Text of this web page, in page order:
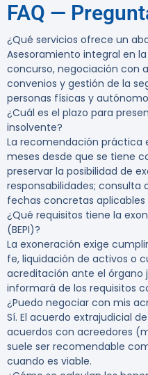
FAQ —
¿Qué servicios ofrece un
Asesoramiento integral en
concurso, negociación con
convenios y gestión de la
personas físicas y
¿Cuál es el plazo para
insolvente?
La recomendación práctica
meses desde que se tiene
preservar la posibilidad de
responsabilidades;
fechas concretas aplicables
¿Qué requisitos tiene la
(BEPI)?
La exoneración exige
fe, liquidación de activos o
acreditación ante el órgano
informará de los requisitos
¿Puedo negociar con mis
Sí. El acuerdo extrajudicial
acuerdos con acreedores
suele ser recomendable
cuando es viable.